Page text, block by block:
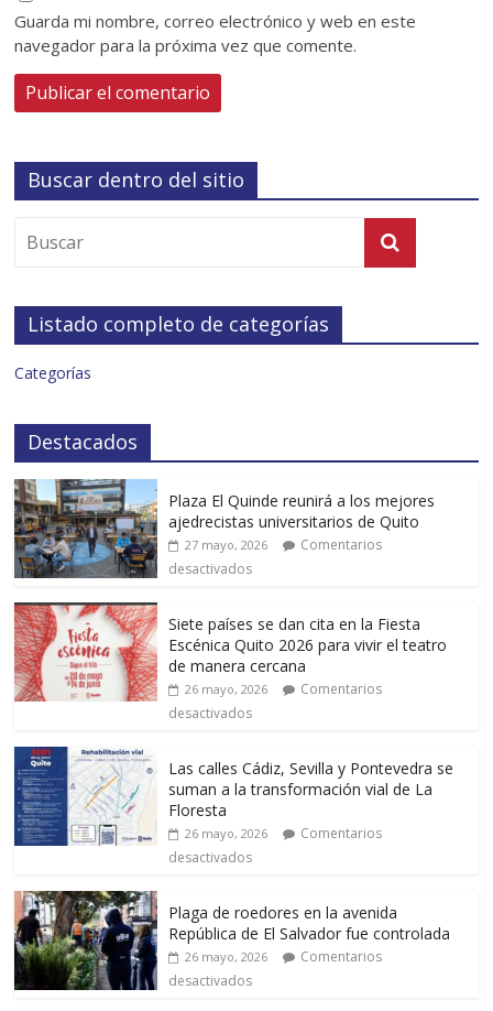
Guarda mi nombre, correo electrónico y web en este
navegador para la próxima vez que comente.
Buscar dentro del sitio
Listado completo de categorías
Categorías
Destacados
Plaza El Quinde reunirá a los mejores
ajedrecistas universitarios de Quito
27 mayo, 2026
Comentarios
desactivados
Siete países se dan cita en la Fiesta
Escénica Quito 2026 para vivir el teatro
de manera cercana
26 mayo, 2026
Comentarios
desactivados
Las calles Cádiz, Sevilla y Pontevedra se
suman a la transformación vial de La
Floresta
26 mayo, 2026
Comentarios
desactivados
Plaga de roedores en la avenida
República de El Salvador fue controlada
26 mayo, 2026
Comentarios
desactivados